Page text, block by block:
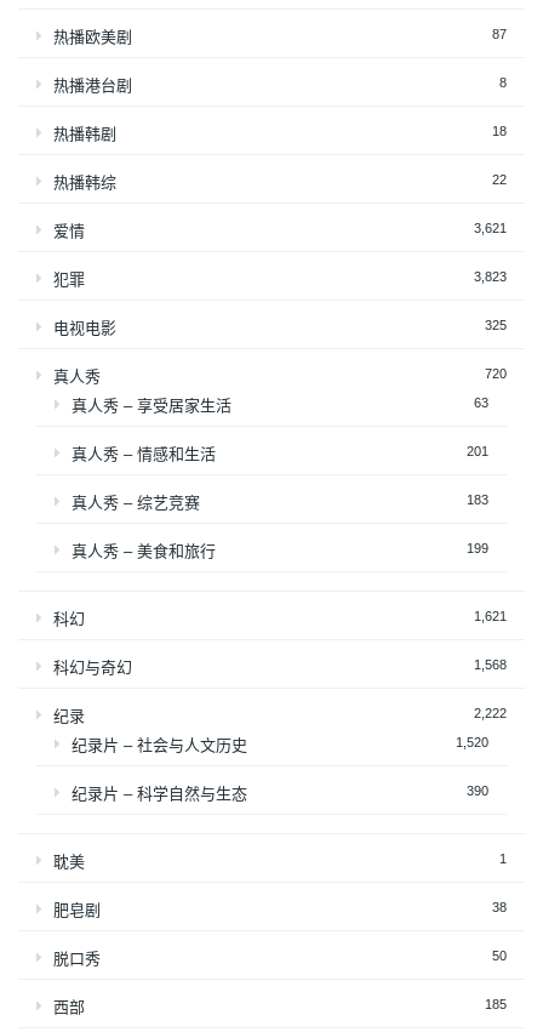
热播欧美剧 87
热播港台剧 8
热播韩剧 18
热播韩综 22
爱情 3,621
犯罪 3,823
电视电影 325
真人秀 720
真人秀 – 享受居家生活 63
真人秀 – 情感和生活 201
真人秀 – 综艺竞赛 183
真人秀 – 美食和旅行 199
科幻 1,621
科幻与奇幻 1,568
纪录 2,222
纪录片 – 社会与人文历史 1,520
纪录片 – 科学自然与生态 390
耽美 1
肥皂剧 38
脱口秀 50
西部 185